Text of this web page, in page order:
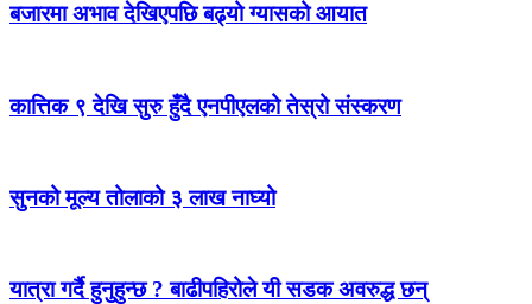
बजारमा अभाव देखिएपछि बढ्यो ग्यासको आयात
कात्तिक ९ देखि सुरु हुँदै एनपीएलको तेस्रो संस्करण
सुनको मूल्य तोलाको ३ लाख नाघ्यो
यात्रा गर्दै हुनुहुन्छ ? बाढीपहिरोले यी सडक अवरुद्ध छन्